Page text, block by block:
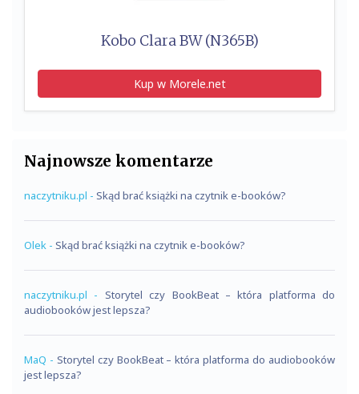
Kobo Clara BW (N365B)
Kup w Morele.net
Najnowsze komentarze
naczytniku.pl - Skąd brać książki na czytnik e-booków?
Olek - Skąd brać książki na czytnik e-booków?
naczytniku.pl - Storytel czy BookBeat – która platforma do
audiobooków jest lepsza?
MaQ - Storytel czy BookBeat – która platforma do audiobooków
jest lepsza?